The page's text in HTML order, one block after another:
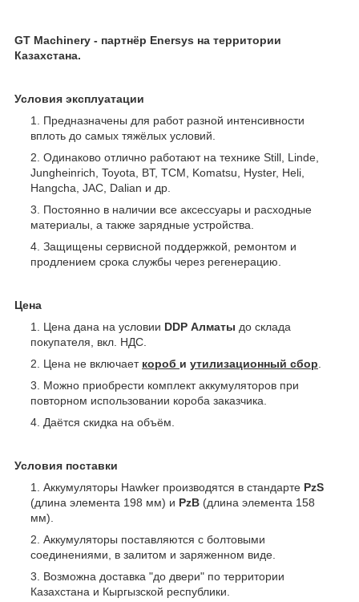
GT Machinery - партнёр Enersys на территории
Казахстана.
Условия эксплуатации
Предназначены для работ разной интенсивности
вплоть до самых тяжёлых условий.
Одинаково отлично работают на технике Still, Linde,
Jungheinrich, Toyota, BT, TCM, Komatsu, Hyster, Heli,
Hangcha, JAC, Dalian и др.
Постоянно в наличии все аксессуары и расходные
материалы, а также зарядные устройства.
Защищены сервисной поддержкой, ремонтом и
продлением срока службы через регенерацию.
Цена
Цена дана на условии DDP Алматы до склада
покупателя, вкл. НДС.
Цена не включает короб и утилизационный сбор.
Можно приобрести комплект аккумуляторов при
повторном использовании короба заказчика.
Даётся скидка на объём.
Условия поставки
Аккумуляторы Hawker производятся в стандарте PzS
(длина элемента 198 мм) и PzB (длина элемента 158
мм).
Аккумуляторы поставляются с болтовыми
соединениями, в залитом и заряженном виде.
Возможна доставка "до двери" по территории
Казахстана и Кыргызской республики.